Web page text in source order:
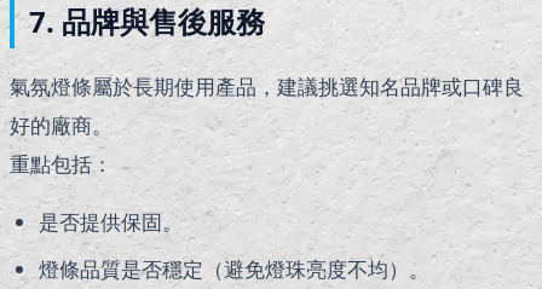
7. 品牌與售後服務
氣氛燈條屬於長期使用產品，建議挑選知名品牌或口碑良
好的廠商。
重點包括：
是否提供保固。
燈條品質是否穩定（避免燈珠亮度不均）。